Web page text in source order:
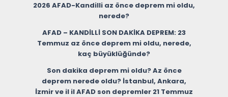
2026 AFAD-Kandilli az önce deprem mi oldu,
nerede?
AFAD – KANDİLLİ SON DAKİKA DEPREM: 23
Temmuz az önce deprem mi oldu, nerede,
kaç büyüklüğünde?
Son dakika deprem mi oldu? Az önce
deprem nerede oldu? İstanbul, Ankara,
İzmir ve il il AFAD son depremler 21 Temmuz